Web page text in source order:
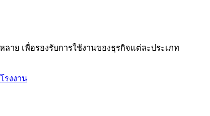
าย เพื่อรองรับการใช้งานของธุรกิจแต่ละประเภท
โรงงาน